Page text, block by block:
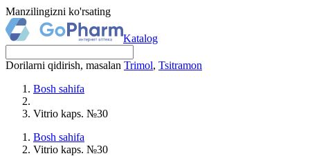
Manzilingizni ko'rsating
Katalog
Dorilarni qidirish, masalan Trimol, Tsitramon
Bosh sahifa
Vitrio kaps. №30
Bosh sahifa
Vitrio kaps. №30